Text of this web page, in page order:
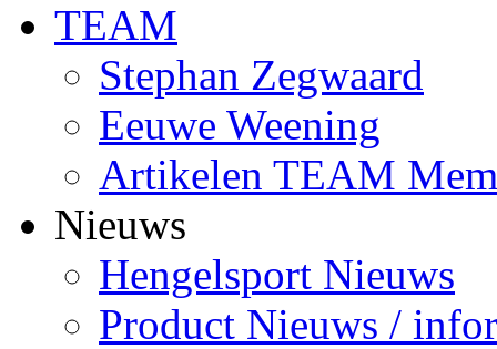
TEAM
Stephan Zegwaard
Eeuwe Weening
Artikelen TEAM
Nieuws
Hengelsport Nieuws
Product Nieuws /